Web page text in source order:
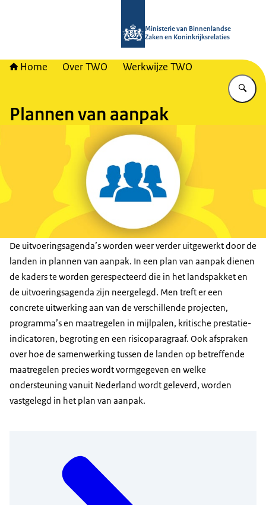
Ministerie van Binnenlandse
Zaken en Koninkrijksrelaties
Home Over TWO Werkwijze TWO
Plannen van aanpak
De uitvoeringsagenda’s worden weer verder uitgewerkt door de
landen in plannen van aanpak. In een plan van aanpak dienen
de kaders te worden gerespecteerd die in het landspakket en
de uitvoeringsagenda zijn neergelegd. Men treft er een
concrete uitwerking aan van de verschillende projecten,
programma’s en maatregelen in mijlpalen, kritische prestatie-
indicatoren, begroting en een risicoparagraaf. Ook afspraken
over hoe de samenwerking tussen de landen op betreffende
maatregelen precies wordt vormgegeven en welke
ondersteuning vanuit Nederland wordt geleverd, worden
vastgelegd in het plan van aanpak.